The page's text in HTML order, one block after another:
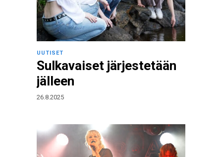
UUTISET
Sulkavaiset järjestetään
jälleen
26.8.2025